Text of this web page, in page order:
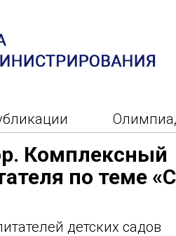
Комплексный
по теме
детских садов